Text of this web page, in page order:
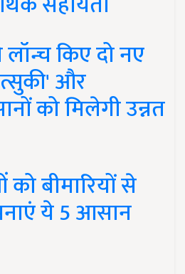
किए दो नए
और
को मिलेगी उन्नत
बीमारियों से
ये 5 आसान